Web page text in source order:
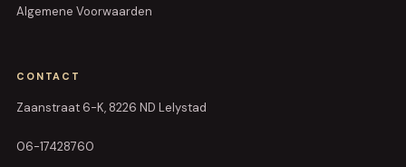
Algemene Voorwaarden
CONTACT
Zaanstraat 6-K, 8226 ND Lelystad
06-17428760